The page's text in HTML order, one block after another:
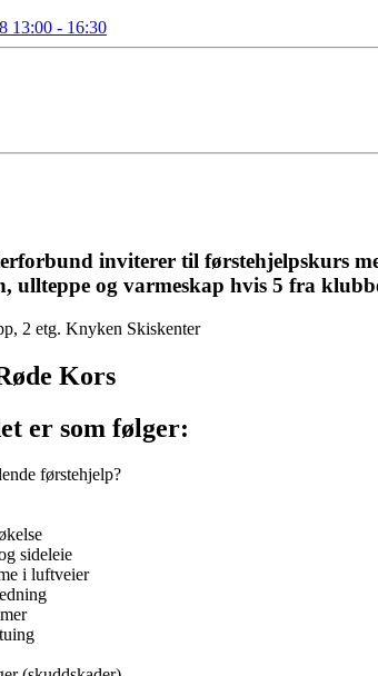
13:00 - 16:30
inviterer til førstehjelpskurs
ullteppe og varmeskap hvis 5 fra
2 etg. Knyken Skiskenter
Kors
er som følger:
førstehjelp?
sideleie
i luftveier